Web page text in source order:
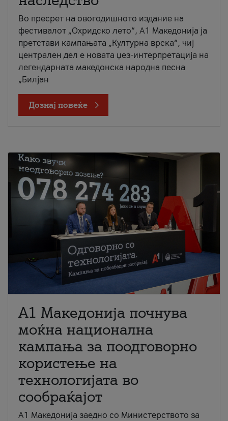
Во пресрет на овогодишното издание на
фестивалот „Охридско лето“, А1 Македонија ја
претстави кампањата „Културна врска“, чиј
централен дел е новата џез-интерпретација на
легендарната македонска народна песна
„Билјан
Дознај повеќе
A1 Македонија почнува
моќна национална
кампања за поодговорно
користење на
технологијата во
сообраќајот
A1 Македонија заедно со Министерството за